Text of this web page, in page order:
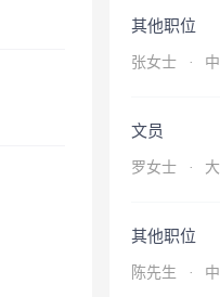
其他职位
张女士 ·
文员
罗女士 ·
其他职位
陈先生 ·